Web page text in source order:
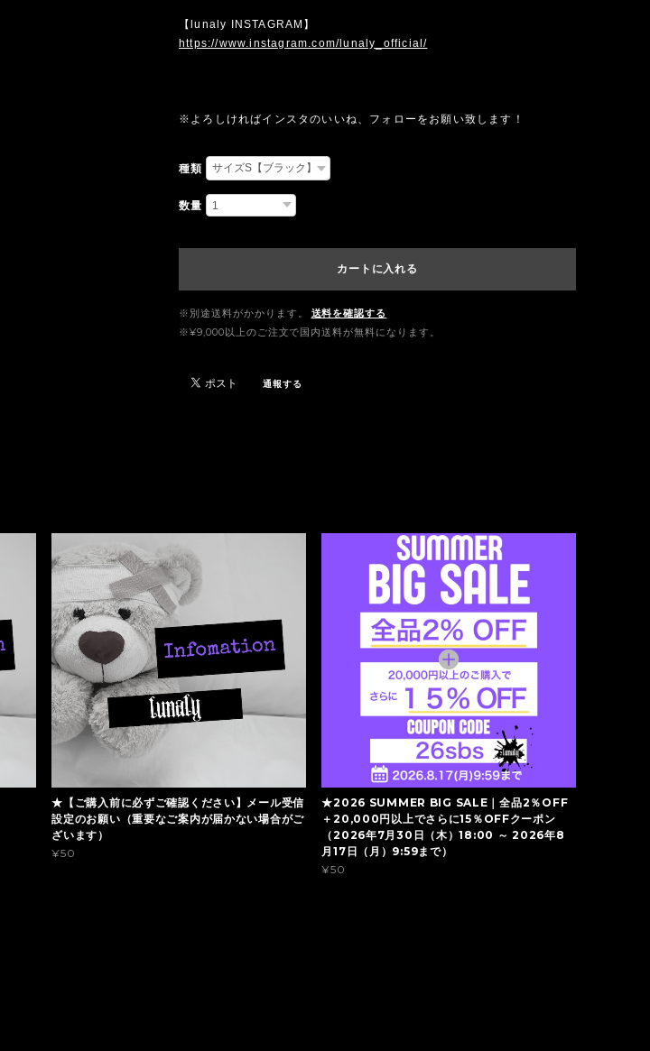
【lunaly INSTAGRAM】
https://www.instagram.com/lunaly_official/
※よろしければインスタのいいね、フォローをお願い致します！
種類
数量
カートに入れる
※別途送料がかかります。
送料を確認する
※¥9,000以上のご注文で国内送料が無料になります。
通報する
★【ご購入前に必ずご確認ください】メール受信
設定のお願い（重要なご案内が届かない場合がご
ざいます）
¥50
★2026 SUMMER BIG SALE｜全品2％OFF
＋20,000円以上でさらに15％OFFクーポン
（2026年7月30日（木）18:00 ～ 2026年8
月17日（月）9:59まで）
¥50